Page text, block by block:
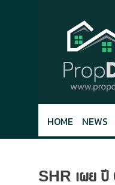
HOME NEWS
SHR เผย ปี